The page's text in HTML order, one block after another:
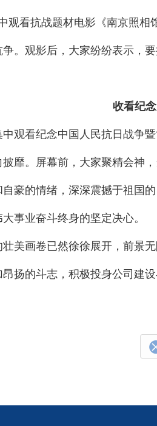
看抗战题材电影《南京照相
。观影后，大家纷纷表示，
收看纪
看纪念中国人民抗日战争
靡。屏幕前，大家聚精会神
豪的情绪，深深震撼于祖国
事业奋斗终身的坚定决心。
画卷已然徐徐展开，前景
扬的斗志，积极投身公司建